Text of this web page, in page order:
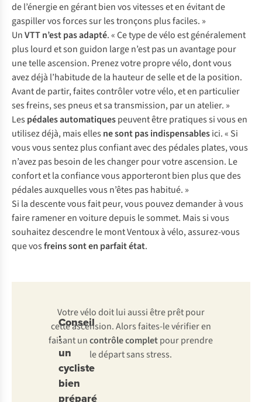
de l’énergie en gérant bien vos vitesses et en évitant de
gaspiller vos forces sur les tronçons plus faciles. »
UnVTT n’est pas adapté. « Ce type de vélo est généralement
plus lourd et son guidon large n’est pas un avantage pour
une telle ascension. Prenez votre propre vélo, dont vous
avez déjà l’habitude de la hauteur de selle et de la position.
Avant de partir, faites contrôler votre vélo, et en particulier
ses freins, ses pneus et sa transmission, par un atelier. »
Les pédales automatiquespeuvent être pratiques si vous en
utilisez déjà, mais elles ne sont pas indispensablesici. « Si
vous vous sentez plus confiant avec des pédales plates, vous
n’avez pas besoin de les changer pour votre ascension. Le
confort et la confiance vous apporteront bien plus que des
pédales auxquelles vous n’êtes pas habitué. »
Si la descente vous fait peur, vous pouvez demander à vous
faire ramener en voiture depuis le sommet. Mais si vous
souhaitez descendre le mont Ventoux à vélo, assurez-vous
que vosfreins sont en parfait état.
Conseil
:
un
cycliste
bien
préparé
Votre vélo doit lui aussi être prêt pour
cette ascension. Alors faites-le vérifier en
faisant uncontrôle completpour prendre
le départ sans stress.